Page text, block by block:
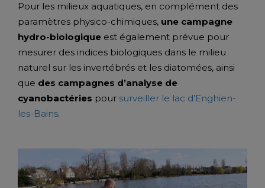
Pour les milieux aquatiques, en complément des
paramètres physico-chimiques, une campagne
hydro-biologique est également prévue pour
mesurer des indices biologiques dans le milieu
naturel sur les invertébrés et les diatomées, ainsi
que des campagnes d’analyse de
cyanobactéries pour surveiller le lac d’Enghien-
les-Bains.